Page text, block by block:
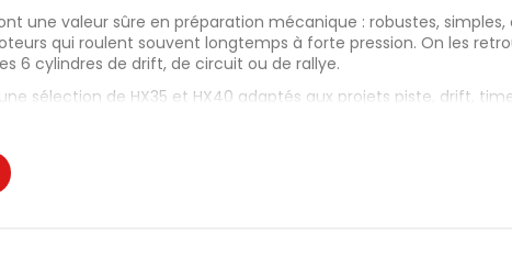
une valeur sûre en préparation mécanique : robustes, simples,
qui roulent souvent longtemps à forte pression. On les
6 cylindres de drift, de circuit ou de rallye.
sélection de HX35 et HX40 adaptés aux projets piste, drift,
ici se concentre sur les HX35 et HX40, avec différentes tailles de
la valeur en cm² est petite, plus le turbo se met en pression vite,